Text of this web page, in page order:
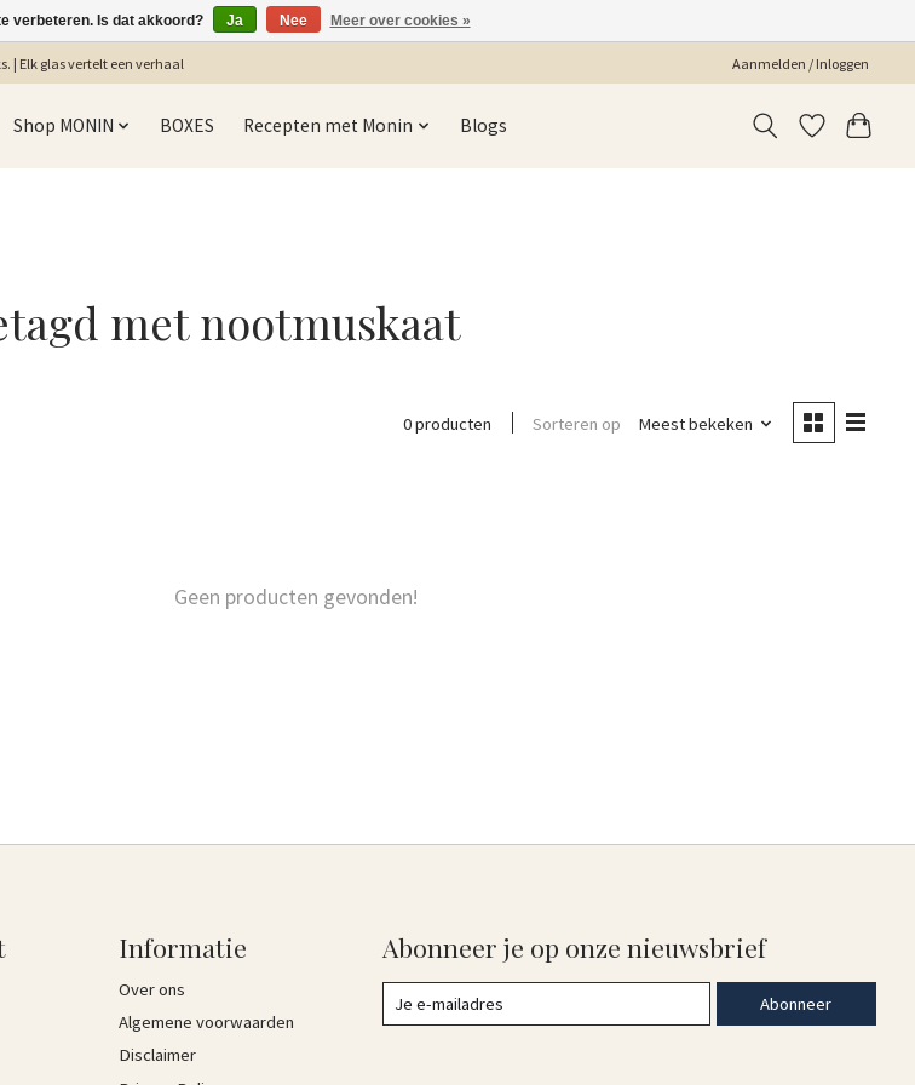
| Elk glas vertelt een verhaal Aanmelden / Inloggen
Shop MONIN BOXES Recepten met Monin Blogs
met nootmuskaat
0 producten Sorteren op Meest bekeken
Geen producten gevonden!
Informatie
Over ons
Algemene voorwaarden
Disclaimer
Abonneer je op onze nieuwsbrief
Abonneer
verbeteren. Is dat akkoord? Ja Nee Meer over cookies »